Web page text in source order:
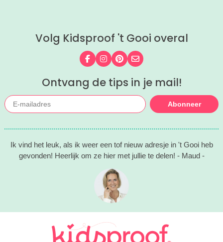
Volg Kidsproof 't Gooi overal
Volg ons op Facebook
Volg ons op Instagram
Volg ons op Pinterest
Mail ons
Ontvang de tips in je mail!
Abonneer
Ik vind het leuk, als ik weer een tof nieuw adresje in 't Gooi heb
gevonden! Heerlijk om ze hier met jullie te delen! - Maud -